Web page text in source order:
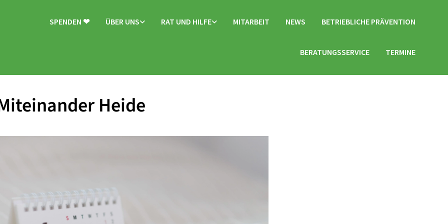
SPENDEN ❤ ÜBER UNS RAT UND HILFE MITARBEIT NEWS BETRIEBLICHE PRÄVENTION
BERATUNGSSERVICE TERMINE
Heide